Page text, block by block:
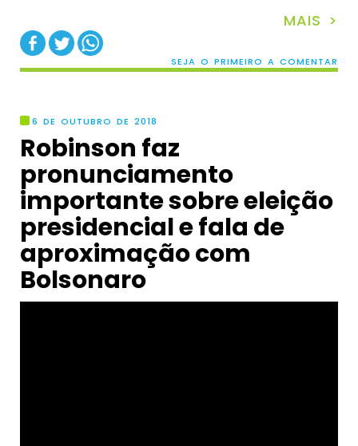
MAIS >
SEJA O PRIMEIRO A COMENTAR
6 DE OUTUBRO DE 2018
Robinson faz
pronunciamento
importante sobre eleição
presidencial e fala de
aproximação com
Bolsonaro